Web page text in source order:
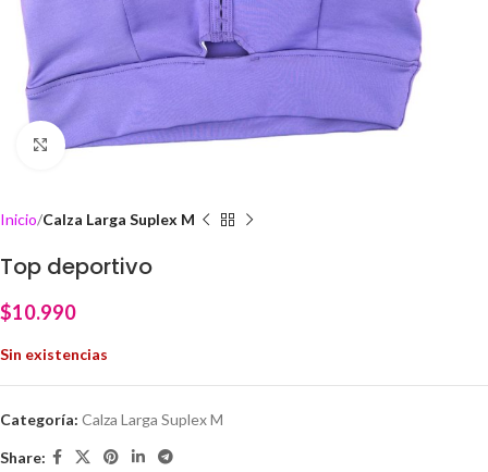
Click to enlarge
Inicio Calza Larga Suplex M
Top deportivo
$10.990
Sin existencias
Categoría: Calza Larga Suplex M
Share: